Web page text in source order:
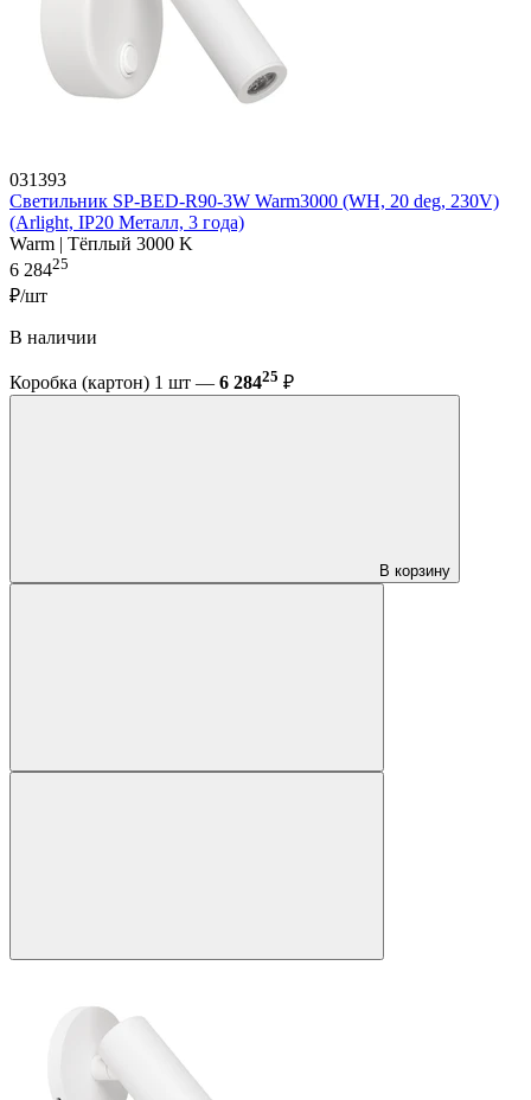
031393
Светильник SP-BED-R90-3W Warm3000 (WH, 20 deg, 230V)
(Arlight, IP20 Металл, 3 года)
Warm | Тёплый 3000 K
6 28425
₽/шт
В наличии
Коробка (картон) 1 шт — 6 28425 ₽
В корзину